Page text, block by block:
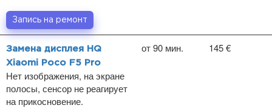
Запись на ремонт
Замена дисплея HQ
Xiaomi Poco F5 Pro
Нет изображения, на экране
полосы, сенсор не реагирует
на прикосновение.
от 90 мин. 145 €